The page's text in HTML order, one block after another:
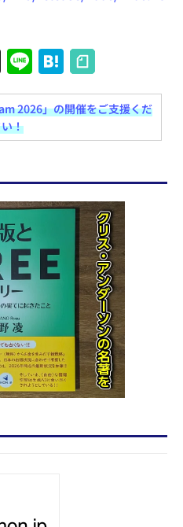
X Li
n
e
H
at
e
n
2026」の開催をご支援くだ
！